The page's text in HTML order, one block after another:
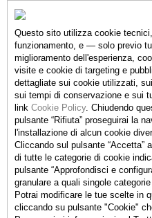
ESPOSIZIONI
Albert Renger-Patzsch,
Hallensleben, a dialogue
29.04.2023 - 08.10.2023
22.04.2017 - 13.08.2017
Questo sito utilizza cookie
funzionamento, e — solo previo
miglioramento dell'esperienza,
visite e cookie di targeting e
dettagliate sui cookie utilizzati,
sui tempi di conservazione e sui
link Cookie Policy. Chiudendo
pulsante “Rifiuta” proseguirai la
l'installazione di alcun cookie
Cliccando sul pulsante “Accetta”
di tutte le categorie di cookie
pulsante “Approfondisci e
granulare a quali singole
Potrai modificare le tue scelte in
cliccando su pulsante "Cookie"